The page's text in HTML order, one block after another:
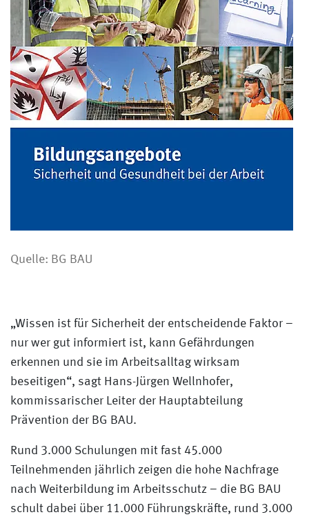
Quelle: BG BAU
„Wissen ist für Sicherheit der entscheidende Faktor –
nur wer gut informiert ist, kann Gefährdungen
erkennen und sie im Arbeitsalltag wirksam
beseitigen“, sagt Hans-Jürgen Wellnhofer,
kommissarischer Leiter der Hauptabteilung
Prävention der BG BAU.
Rund 3.000 Schulungen mit fast 45.000
Teilnehmenden jährlich zeigen die hohe Nachfrage
nach Weiterbildung im Arbeitsschutz – die BG BAU
schult dabei über 11.000 Führungskräfte, rund 3.000